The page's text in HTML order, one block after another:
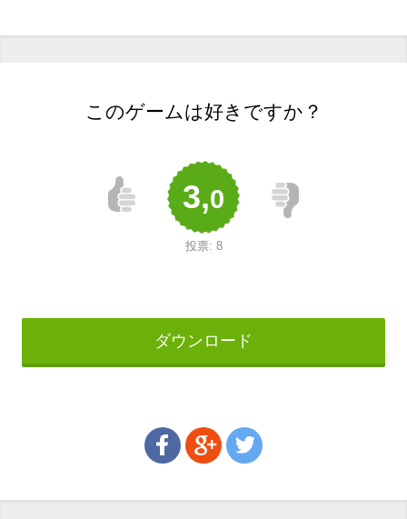
このゲームは好きですか？
3,0
投票: 8
ダウンロード